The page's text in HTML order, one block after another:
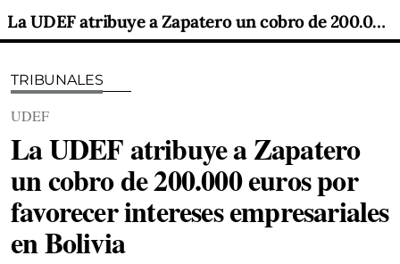
La UDEF atribuye a Zapatero un cobro de 200.000 euros por favorecer intereses empresariales en Bolivia
TRIBUNALES
UDEF
La UDEF atribuye a Zapatero
un cobro de 200.000 euros por
favorecer intereses empresariales
en Bolivia